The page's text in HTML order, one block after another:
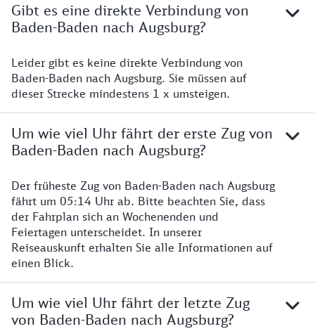
Gibt es eine direkte Verbindung von
Baden-Baden nach Augsburg?
Leider gibt es keine direkte Verbindung von
Baden-Baden nach Augsburg. Sie müssen auf
dieser Strecke mindestens 1 x umsteigen.
Um wie viel Uhr fährt der erste Zug von
Baden-Baden nach Augsburg?
Der früheste Zug von Baden-Baden nach Augsburg
fährt um 05:14 Uhr ab. Bitte beachten Sie, dass
der Fahrplan sich an Wochenenden und
Feiertagen unterscheidet. In unserer
Reiseauskunft erhalten Sie alle Informationen auf
einen Blick.
Um wie viel Uhr fährt der letzte Zug
von Baden-Baden nach Augsburg?